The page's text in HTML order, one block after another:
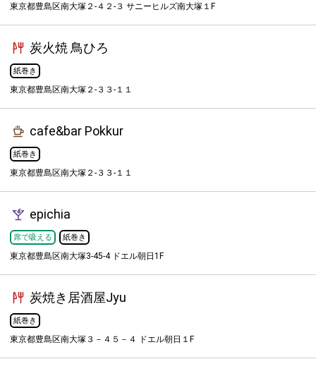
東京都豊島区南大塚２-４２-３ サニーヒルズ南大塚１F
炭火焼 鳥ひろ
紙巻き
東京都豊島区南大塚２-３３-１１
cafe&bar Pokkur
紙巻き
東京都豊島区南大塚２-３３-１１
epichia
席で吸える 紙巻き
東京都豊島区南大塚3-45-4 ドエル朝日1F
炭焼き居酒屋Jyu
紙巻き
東京都豊島区南大塚３－４５－４ ドエル朝日１F